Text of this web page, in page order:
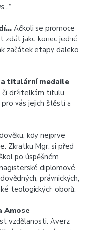
Ačkoli se promoce
zdát jako konec jedné
začátek etapy daleko
titulární medaile
držitelkám titulu
vás jejich štěstí a
kdy nejprve
Zkratku Mgr. si před
po úspěšném
diplomové
právnických,
teologických oborů.
Amose
vzdělanosti. Averz